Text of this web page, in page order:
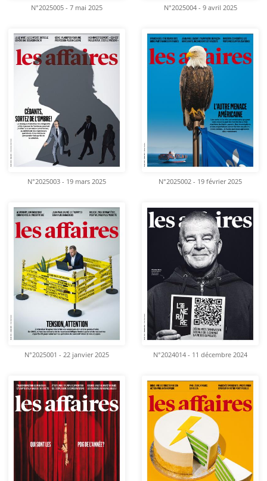
N°2025005 - 7 mai 2025 N°2025004 - 9 avril 2025
N°2025003 - 19 mars 2025 N°2025002 - 19 février 2025
N°2025001 - 22 janvier 2025 N°2024014 - 11 décembre 2024